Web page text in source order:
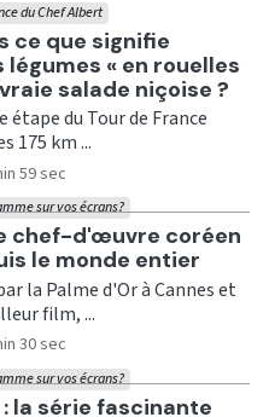
ce que signifie
légumes « en rouelles
salade niçoise ?
du Chef Albert
étape du Tour de France
175 km ...
59 sec
chef-d'œuvre coréen
le monde entier
sur vos écrans?
la Palme d'Or à Cannes et
film, ...
30 sec
la série fascinante
sur vos écrans?